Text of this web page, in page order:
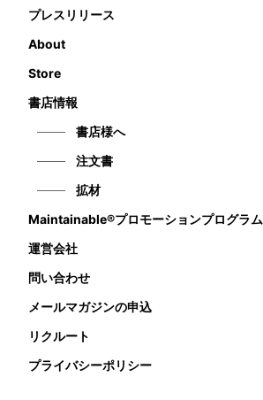
プレスリリース
About
Store
書店情報
書店様へ
注文書
拡材
Maintainable®プロモーションプログラム
運営会社
問い合わせ
メールマガジンの申込
リクルート
プライバシーポリシー